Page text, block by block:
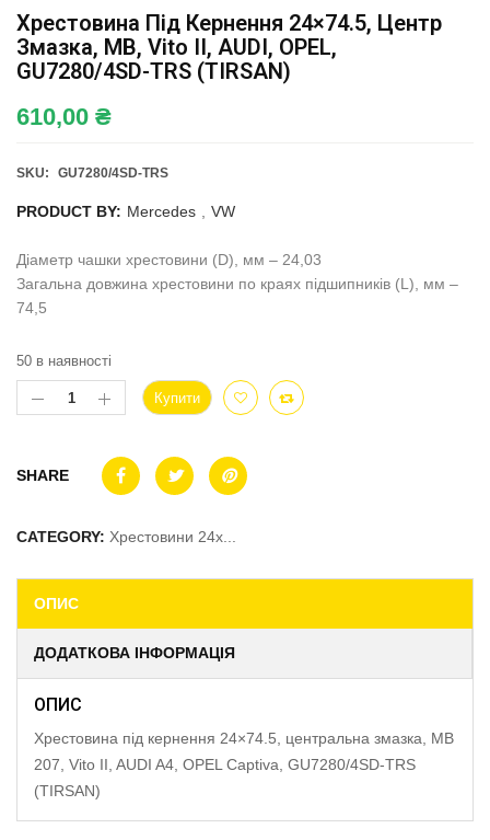
Хрестовина Під Кернення 24×74.5, Центр
Змазка, MB, Vito II, AUDI, OPEL,
GU7280/4SD-TRS (TIRSAN)
610,00 ₴
SKU: GU7280/4SD-TRS
PRODUCT BY: Mercedes VW
Діаметр чашки хрестовини (D), мм – 24,03
Загальна довжина хрестовини по краях підшипників (L), мм –
74,5
50 в наявності
Купити
SHARE
CATEGORY: Хрестовини 24x...
ОПИС
ДОДАТКОВА ІНФОРМАЦІЯ
ОПИС
Хрестовина під кернення 24×74.5, центральна змазка, MB
207, Vito II, AUDI A4, OPEL Captiva, GU7280/4SD-TRS
(TIRSAN)